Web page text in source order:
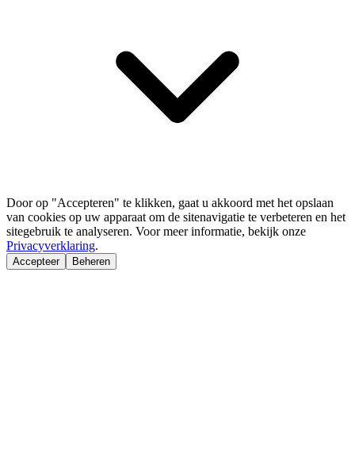
Door op "Accepteren" te klikken, gaat u akkoord met het opslaan
van cookies op uw apparaat om de sitenavigatie te verbeteren en het
sitegebruik te analyseren. Voor meer informatie, bekijk onze
Privacyverklaring.
Accepteer Beheren